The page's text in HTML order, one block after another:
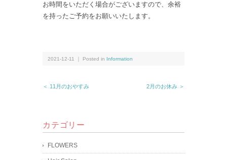
お時間をいただく場合がございますので、余裕
を持ったご予約をお願いいたします。
2021-12-11 ｜ Posted in Information
＜ 11月のおやすみ 2月のお休み ＞
カテゴリー
FLOWERS